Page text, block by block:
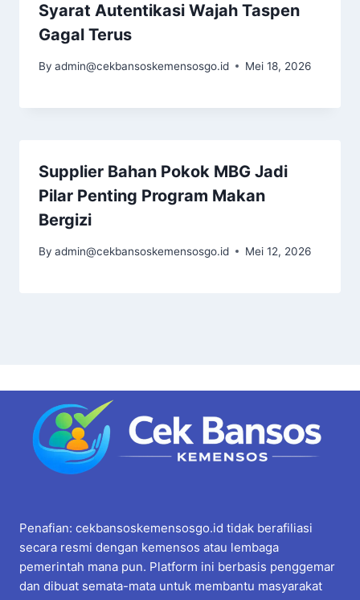
Syarat Autentikasi Wajah Taspen
Gagal Terus
By admin@cekbansoskemensosgo.id Mei 18, 2026
Supplier Bahan Pokok MBG Jadi
Pilar Penting Program Makan
Bergizi
By admin@cekbansoskemensosgo.id Mei 12, 2026
Penafian: cekbansoskemensosgo.id tidak berafiliasi
secara resmi dengan kemensos atau lembaga
pemerintah mana pun. Platform ini berbasis penggemar
dan dibuat semata-mata untuk membantu masyarakat